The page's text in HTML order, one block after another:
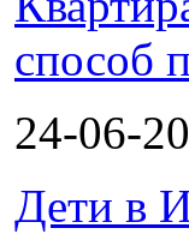
способ
24-06-
Дети в